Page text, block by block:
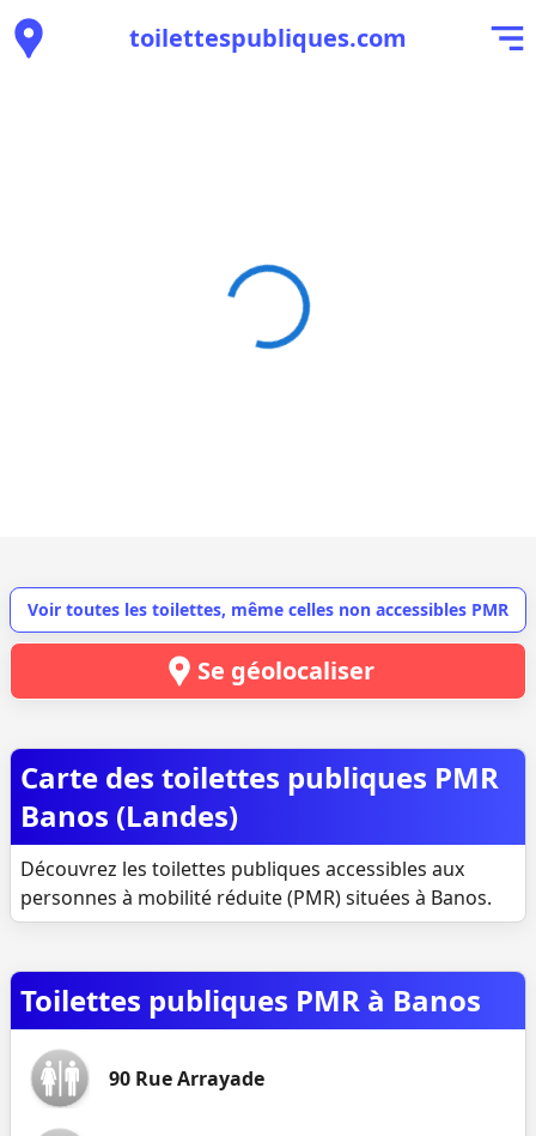
toilettespubliques.com
Voir toutes les toilettes, même celles non accessibles PMR
Se géolocaliser
Carte des toilettes publiques PMR
Banos (Landes)
Découvrez les toilettes publiques accessibles aux
personnes à mobilité réduite (PMR) situées à Banos.
Toilettes publiques PMR à Banos
90 Rue Arrayade